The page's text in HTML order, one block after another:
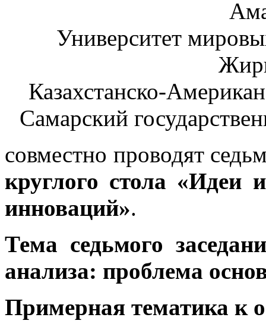
Университет
Казахстанско-
Самарский
совместно проводят
круглого стола «Идеи
инноваций».
Тема седьмого
анализа: проблема
Примерная тематика к